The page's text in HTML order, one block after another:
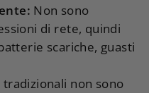
Non sono
di rete, quindi
scariche, guasti
non sono